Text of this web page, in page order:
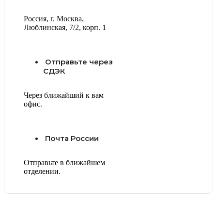
Россия, г. Москва,
Люблинская, 7/2, корп. 1
Отправьте через
СДЭК
Через ближайший к вам
офис.
Почта России
Отправьте в ближайшем
отделении.